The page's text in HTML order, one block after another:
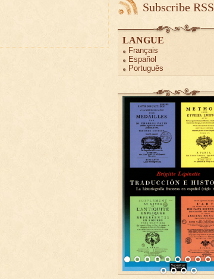
Subscribe RSS
LANGUE
Français
Español
Português